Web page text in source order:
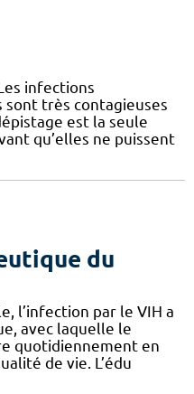
infections
très contagieuses
est la seule
qu’elles ne puissent
du
l’infection par le VIH a
avec laquelle le
quotidiennement en
de vie. L’édu